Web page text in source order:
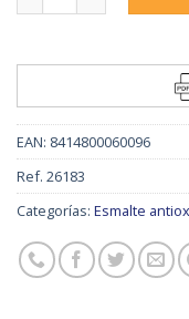
EAN: 8414800060096
Ref. 26183
Categorías: Esmalte